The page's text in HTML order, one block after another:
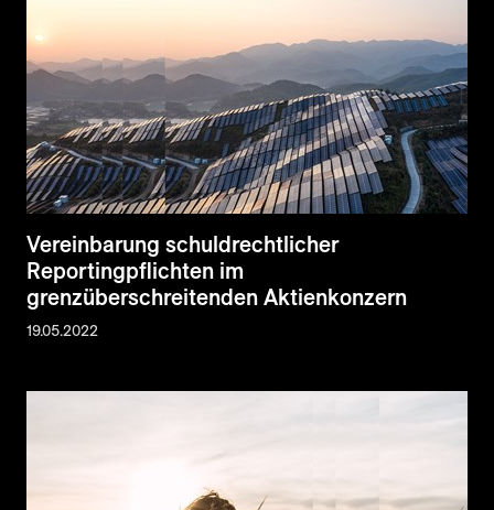
Vereinbarung schuldrechtlicher
Reportingpflichten im
grenzüberschreitenden Aktienkonzern
19.05.2022